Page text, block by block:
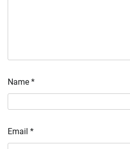
Name *
Email *